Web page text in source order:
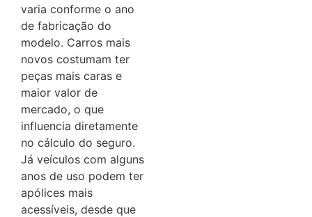
varia conforme o ano
de fabricação do
modelo. Carros mais
novos costumam ter
peças mais caras e
maior valor de
mercado, o que
influencia diretamente
no cálculo do seguro.
Já veículos com alguns
anos de uso podem ter
apólices mais
acessíveis, desde que